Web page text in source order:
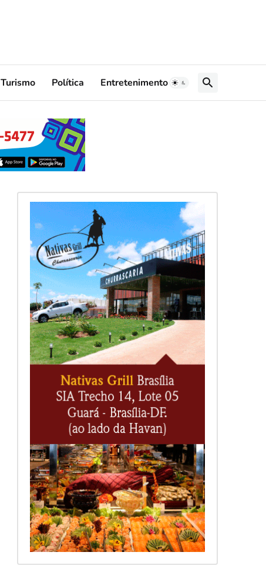
Turismo Política Entretenimento